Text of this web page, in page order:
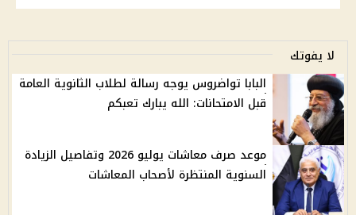
لا يفوتك
البابا تواضروس يوجه رسالة لطلاب الثانوية العامة
قبل الامتحانات: الله يبارك تعبكم
موعد صرف معاشات يوليو 2026 وتفاصيل الزيادة
السنوية المنتظرة لأصحاب المعاشات